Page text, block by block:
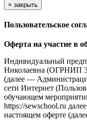
× закрыть
Пользовательское
Оферта на участие в
Индивидуальный
Николаевна (ОГРНИП
(далее —
сети Интернет
обучающем
https://sewschool.ru
настоящем оферте